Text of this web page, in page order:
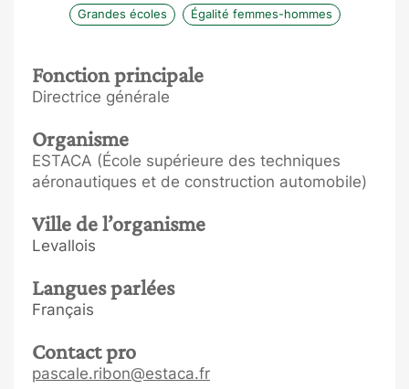
Grandes écoles Égalité femmes-hommes
Fonction principale
Directrice générale
Organisme
ESTACA (École supérieure des techniques
aéronautiques et de construction automobile)
Ville de l’organisme
Levallois
Langues parlées
Français
Contact pro
pascale.ribon@estaca.fr